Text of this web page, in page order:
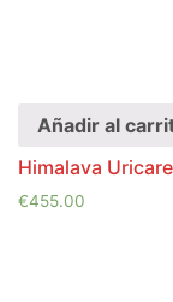
Añadir al
Himalava Uricare
€455.00